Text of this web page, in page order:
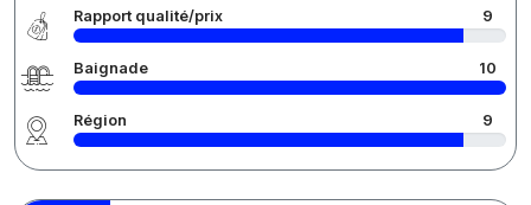
Rapport qualité/prix 9
Baignade 10
Région 9